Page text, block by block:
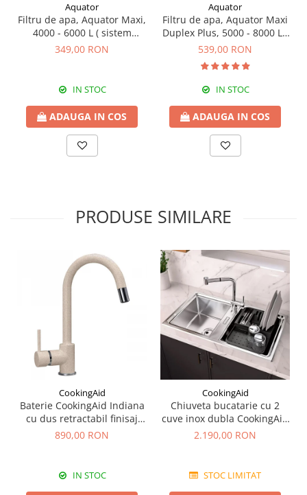
Aquator
Filtru de apa, Aquator Maxi,
4000 - 6000 L ( sistem
complet )
349,00 RON
IN STOC
ADAUGA IN COS
Aquator
Filtru de apa, Aquator Maxi
Duplex Plus, 5000 - 8000 L (
sistem complet )
539,00 RON
IN STOC
ADAUGA IN COS
PRODUSE SIMILARE
CookingAid
Baterie CookingAid Indiana
cu dus retractabil finisaj
granit Bej Pigmentat /
890,00 RON
IN STOC
CookingAid
Chiuveta bucatarie cu 2
cuve inox dubla CookingAid
FUSION 86BB
2.190,00 RON
STOC LIMITAT